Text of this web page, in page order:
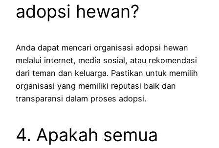
adopsi hewan?
Anda dapat mencari organisasi adopsi hewan
melalui internet, media sosial, atau rekomendasi
dari teman dan keluarga. Pastikan untuk memilih
organisasi yang memiliki reputasi baik dan
transparansi dalam proses adopsi.
4. Apakah semua